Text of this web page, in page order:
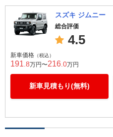
スズキ ジムニー
総合評価
4.5
新車価格 （税込）
191 .8万円〜216 .0万円
新車見積もり(無料)